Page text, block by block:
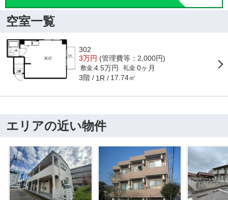
空室一覧
302
3万円 (管理費等：2,000円)
敷金 4.5万円 礼金 0ヶ月
3階 1R 17.74㎡
エリアの近い物件